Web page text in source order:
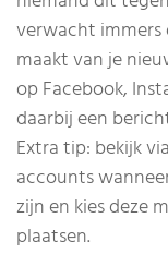
verwacht immers
maakt van je
op Facebook,
daarbij een
Extra tip: bekijk
accounts
zijn en kies deze
plaatsen.